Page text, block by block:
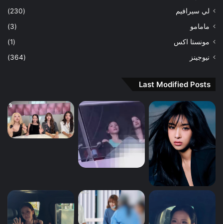
لي سيرافيم
(230)
مامامو
(3)
مونستا اكس
(1)
نيوجينز
(364)
Last Modified Posts